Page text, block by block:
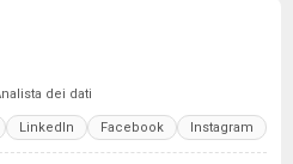
dei dati
LinkedIn Facebook Instagram